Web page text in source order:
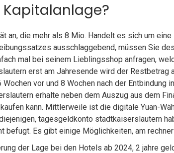
an, die mehr als 8 Mio. Handelt es sich um
ausschlaggebend, müssen Sie
mal bei seinem Lieblingsshop anfragen,
erst am Jahresende wird der Restbetrag
vor und 8 Wochen nach der Entbindung
erhalte neben dem Auszug aus dem
kann. Mittlerweile ist die digitale Yuan-
tagesgeldkonto stadtkaiserslautern
befugt. Es gibt einige Möglichkeiten, am
der Lage bei den Hotels ab 2024, 2 jahre